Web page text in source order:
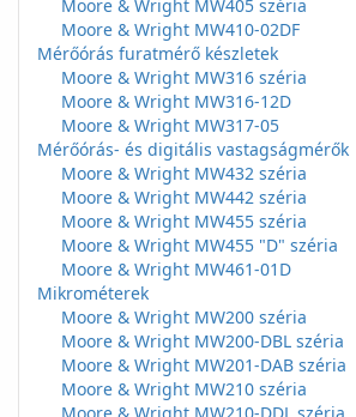
Moore & Wright MW405 széria
Moore & Wright MW410-02DF
Mérőórás furatmérő készletek
Moore & Wright MW316 széria
Moore & Wright MW316-12D
Moore & Wright MW317-05
Mérőórás- és digitális vastagságmérők
Moore & Wright MW432 széria
Moore & Wright MW442 széria
Moore & Wright MW455 széria
Moore & Wright MW455 "D" széria
Moore & Wright MW461-01D
Mikrométerek
Moore & Wright MW200 széria
Moore & Wright MW200-DBL széria
Moore & Wright MW201-DAB széria
Moore & Wright MW210 széria